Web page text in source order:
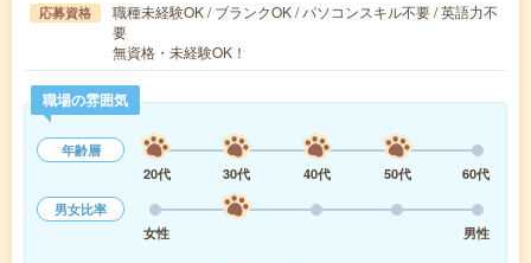
応募資格
職種未経験OK / ブランクOK / パソコンスキル不要 / 英語力不
要
無資格・未経験OK！
職場の雰囲気
年齢層
20代
30代 40代 50代
60代
男女比率
女性
男性